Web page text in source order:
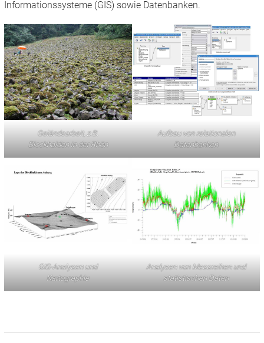
Informationssysteme (GIS) sowie Datenbanken.
Geländearbeit, z.B.
Blockhalden in der Rhön
Aufbau von relationalen
Datenbanken
GIS-Analysen und
Kartographie
Analysen von Messreihen und
statistischen Daten